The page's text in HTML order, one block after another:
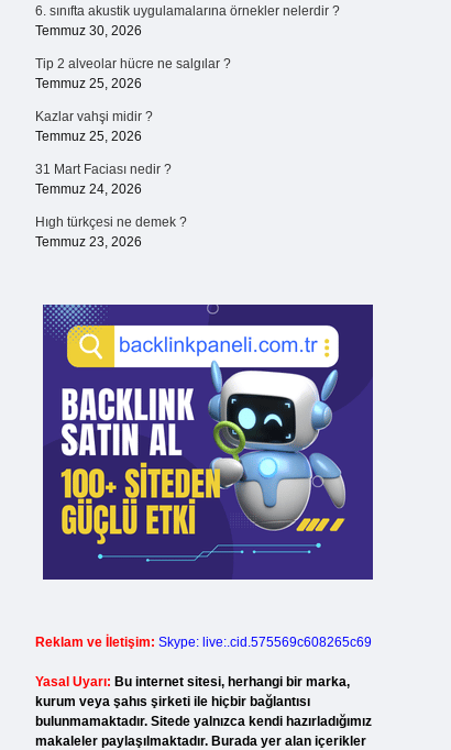
6. sınıfta akustik uygulamalarına örnekler nelerdir ?
Temmuz 30, 2026
Tip 2 alveolar hücre ne salgılar ?
Temmuz 25, 2026
Kazlar vahşi midir ?
Temmuz 25, 2026
31 Mart Faciası nedir ?
Temmuz 24, 2026
Hıgh türkçesi ne demek ?
Temmuz 23, 2026
Reklam ve İletişim: Skype: live:.cid.575569c608265c69
Yasal Uyarı: Bu internet sitesi, herhangi bir marka,
kurum veya şahıs şirketi ile hiçbir bağlantısı
bulunmamaktadır. Sitede yalnızca kendi hazırladığımız
makaleler paylaşılmaktadır. Burada yer alan içerikler